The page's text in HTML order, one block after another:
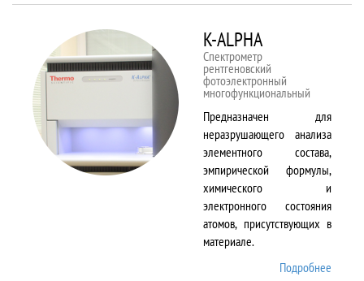
K-ALPHA
Спектрометр
рентгеновский
фотоэлектронный
многофункциональный
Предназначен для
неразрушающего анализа
элементного состава,
эмпирической формулы,
химического и
электронного состояния
атомов, присутствующих в
материале.
Подробнее